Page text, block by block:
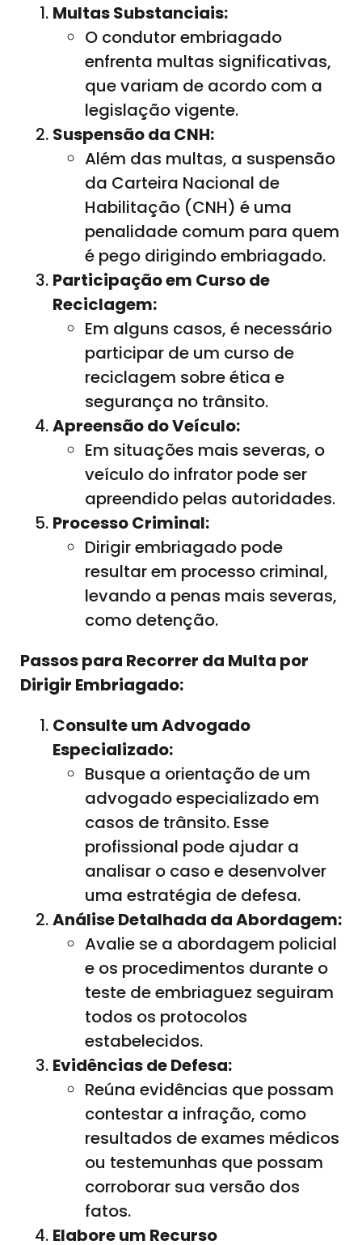
Multas Substanciais:
O condutor embriagado
enfrenta multas significativas,
que variam de acordo com a
legislação vigente.
Suspensão da CNH:
Além das multas, a suspensão
da Carteira Nacional de
Habilitação (CNH) é uma
penalidade comum para quem
é pego dirigindo embriagado.
Participação em Curso de
Reciclagem:
Em alguns casos, é necessário
participar de um curso de
reciclagem sobre ética e
segurança no trânsito.
Apreensão do Veículo:
Em situações mais severas, o
veículo do infrator pode ser
apreendido pelas autoridades.
Processo Criminal:
Dirigir embriagado pode
resultar em processo criminal,
levando a penas mais severas,
como detenção.
Passos para Recorrer da Multa por
Dirigir Embriagado:
Consulte um Advogado
Especializado:
Busque a orientação de um
advogado especializado em
casos de trânsito. Esse
profissional pode ajudar a
analisar o caso e desenvolver
uma estratégia de defesa.
Análise Detalhada da Abordagem:
Avalie se a abordagem policial
e os procedimentos durante o
teste de embriaguez seguiram
todos os protocolos
estabelecidos.
Evidências de Defesa:
Reúna evidências que possam
contestar a infração, como
resultados de exames médicos
ou testemunhas que possam
corroborar sua versão dos
fatos.
Elabore um Recurso